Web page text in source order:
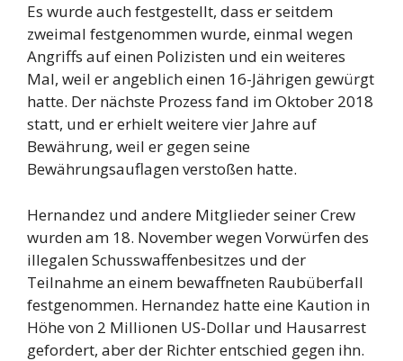
Es wurde auch festgestellt, dass er seitdem
zweimal festgenommen wurde, einmal wegen
Angriffs auf einen Polizisten und ein weiteres
Mal, weil er angeblich einen 16-Jährigen gewürgt
hatte. Der nächste Prozess fand im Oktober 2018
statt, und er erhielt weitere vier Jahre auf
Bewährung, weil er gegen seine
Bewährungsauflagen verstoßen hatte.
Hernandez und andere Mitglieder seiner Crew
wurden am 18. November wegen Vorwürfen des
illegalen Schusswaffenbesitzes und der
Teilnahme an einem bewaffneten Raubüberfall
festgenommen. Hernandez hatte eine Kaution in
Höhe von 2 Millionen US-Dollar und Hausarrest
gefordert, aber der Richter entschied gegen ihn.